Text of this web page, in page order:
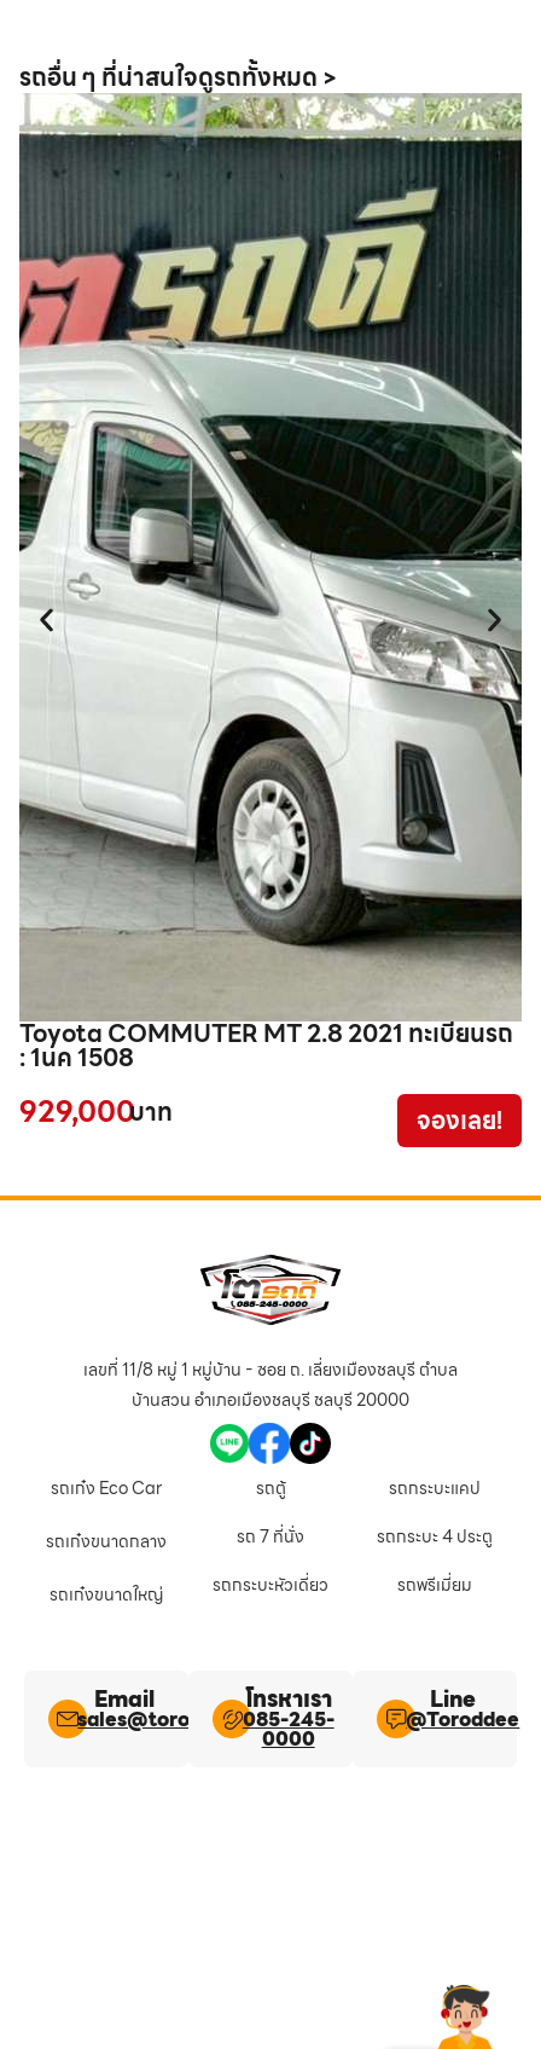
รถอื่น ๆ ที่น่าสนใจดูรถทั้งหมด >
Toyota COMMUTER MT 2.8 2021 ทะเบียนรถ
: 1นค 1508
929,000บาท จองเลย!
เลขที่ 11/8 หมู่ 1 หมู่บ้าน - ซอย ถ. เลี่ยงเมืองชลบุรี ตำบล
บ้านสวน อำเภอเมืองชลบุรี ชลบุรี 20000
รถเก๋ง Eco Car
รถเก๋งขนาดกลาง
รถเก๋งขนาดใหญ่
รถตู้
รถ 7 ที่นั่ง
รถกระบะหัวเดี่ยว
รถกระบะแคป
รถกระบะ 4 ประตู
รถพรีเมี่ยม
Email
sales@toroddee.com
โทรหาเรา
085-245-
0000
Line​
@Toroddee​